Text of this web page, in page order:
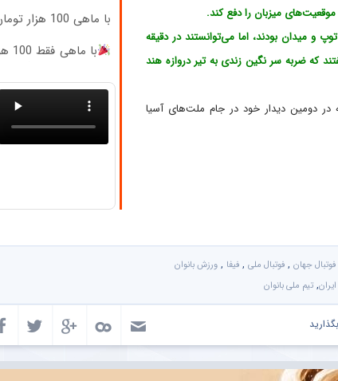
با ماهی 100 هزار تومان، بی‌وقفه دانلود کن!!
میزبان را دفع کند.
و میدان بودند، اما می‌توانستند در دقیقه
که ضربه سر نگین زندی به تیر دروازه هند
در دومین دیدار خود در جام ملت‌های آسیا
فوتبال جهان , فوتبال ملی , فیفا , ورزش بانوان
, تیم ملی بانوان